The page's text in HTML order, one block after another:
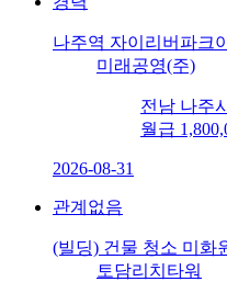
나주역 자이리버파크
미래공영(주)
전남 나주시
월급
2026-08-31
관계없음
(빌딩) 건물 청소 미화
토담리치타워